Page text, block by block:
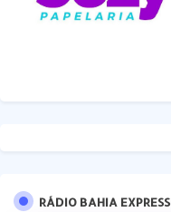
RÁDIO BAHIA